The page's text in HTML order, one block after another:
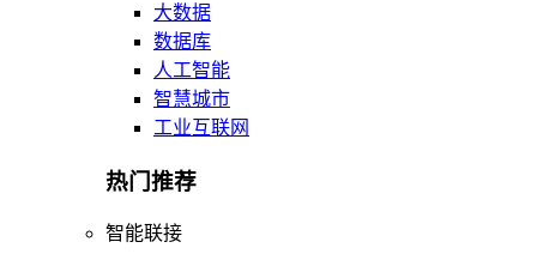
大数据
数据库
人工智能
智慧城市
工业互联网
热门推荐
智能联接